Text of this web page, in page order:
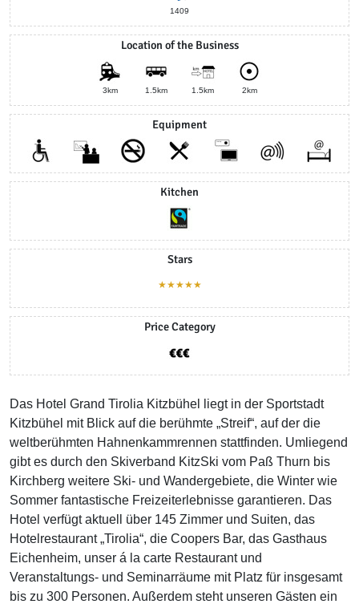
1409
Location of the Business
3km 1.5km 1.5km 2km
Equipment
Kitchen
Stars
★★★★★
Price Category
Das Hotel Grand Tirolia Kitzbühel liegt in der Sportstadt
Kitzbühel mit Blick auf die berühmte „Streif“, auf der die
weltberühmten Hahnenkammrennen stattfinden. Umliegend
gibt es durch den Skiverband KitzSki vom Paß Thurn bis
Kirchberg weitere Ski- und Wandergebiete, die Winter wie
Sommer fantastische Freizeiterlebnisse garantieren. Das
Hotel verfügt aktuell über 145 Zimmer und Suiten, das
Hotelrestaurant „Tirolia“, die Coopers Bar, das Gasthaus
Eichenheim, unser á la carte Restaurant und
Veranstaltungs- und Seminarräume mit Platz für insgesamt
bis zu 300 Personen. Außerdem steht unseren Gästen ein